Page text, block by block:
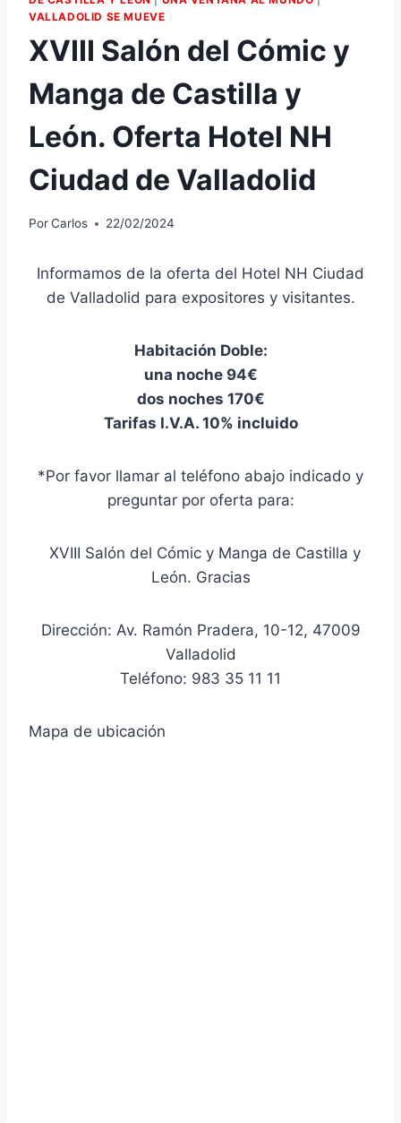
VALLADOLID SE MUEVE
XVIII Salón del Cómic y
Manga de Castilla y
León. Oferta Hotel NH
Ciudad de Valladolid
PorCarlos 22/02/2024
Informamos de la oferta del Hotel NH Ciudad
de Valladolid para expositores y visitantes.
Habitación Doble:
una noche 94€
dos noches 170€
Tarifas I.V.A. 10% incluido
*Por favor llamar al teléfono abajo indicado y
preguntar por oferta para:
XVIII Salón del Cómic y Manga de Castilla y
León. Gracias
Dirección: Av. Ramón Pradera, 10-12, 47009
Valladolid
Teléfono: 983 35 11 11
Mapa de ubicación